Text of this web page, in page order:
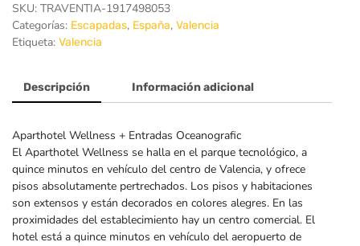
SKU: TRAVENTIA-1917498053
Categorías: Escapadas, España, Valencia
Etiqueta: Valencia
Descripción Información adicional
Aparthotel Wellness + Entradas Oceanografic
El Aparthotel Wellness se halla en el parque tecnológico, a
quince minutos en vehículo del centro de Valencia, y ofrece
pisos absolutamente pertrechados. Los pisos y habitaciones
son extensos y están decorados en colores alegres. En las
proximidades del establecimiento hay un centro comercial. El
hotel está a quince minutos en vehículo del aeropuerto de